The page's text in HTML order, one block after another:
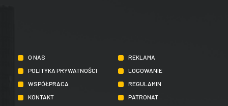
O NAS
REKLAMA
POLITYKA PRYWATNOŚCI
LOGOWANIE
WSPÓŁPRACA
REGULAMIN
KONTAKT
PATRONAT